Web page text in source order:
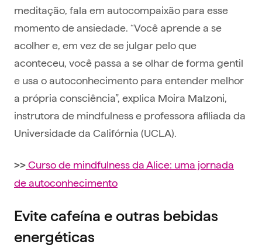
meditação, fala em autocompaixão para esse
momento de ansiedade. “Você aprende a se
acolher e, em vez de se julgar pelo que
aconteceu, você passa a se olhar de forma gentil
e usa o autoconhecimento para entender melhor
a própria consciência”, explica Moira Malzoni,
instrutora de mindfulness e professora afiliada da
Universidade da Califórnia (UCLA).
>> Curso de mindfulness da Alice: uma jornada
de autoconhecimento
Evite cafeína e outras bebidas
energéticas